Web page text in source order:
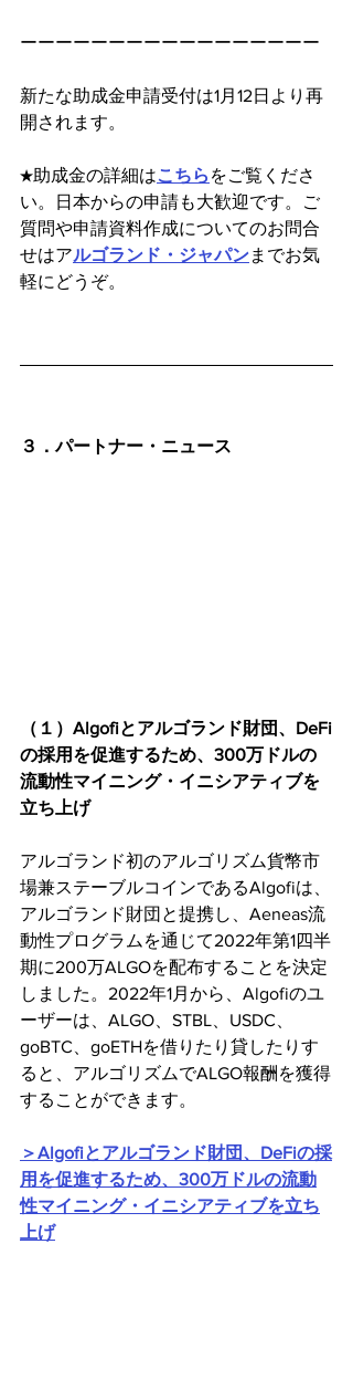
ーーーーーーーーーーーーーーーーー
新たな助成金申請受付は1月12日より再
開されます。
★助成金の詳細はこちら をご覧くださ
い。日本からの申請も大歓迎です。ご
質問や申請資料作成についてのお問合
せはアルゴランド・ジャパンまでお気
軽にどうぞ。
３．パートナー・ニュース
（１）Algofiとアルゴランド財団、DeFi
の採用を促進するため、300万ドルの
流動性マイニング・イニシアティブを
立ち上げ
アルゴランド初のアルゴリズム貨幣市
場兼ステーブルコインであるAlgofiは、
アルゴランド財団と提携し、Aeneas流
動性プログラムを通じて2022年第1四半
期に200万ALGOを配布することを決定
しました。2022年1月から、Algofiのユ
ーザーは、ALGO、STBL、USDC、
goBTC、goETHを借りたり貸したりす
ると、アルゴリズムでALGO報酬を獲得
することができます。
＞Algofiとアルゴランド財団、DeFiの採
用を促進するため、300万ドルの流動
性マイニング・イニシアティブを立ち
上げ